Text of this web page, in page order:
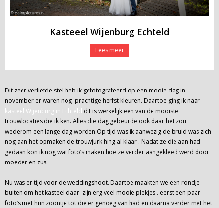
Adobe portfolio
Kasteeel Wijenburg Echteld
Lees meer
Dit zeer verliefde stel heb ik gefotografeerd op een mooie dag in
november er waren nog prachtige herfst kleuren. Daartoe ging ik naar
kasteel Wijenburg in Echteld dit is werkelijk een van de mooiste
trouwlocaties die ik ken. Alles die dag gebeurde ook daar het zou
wederom een lange dag worden.Op tijd was ik aanwezig de bruid was zich
nog aan het opmaken de trouwjurk hing al klaar . Nadat ze die aan had
gedaan kon ik nog wat foto’s maken hoe ze verder aangekleed werd door
moeder en zus.
Nu was er tijd voor de weddingshoot. Daartoe maakten we een rondje
buiten om het kasteel daar zijn erg veel mooie plekjes . eerst een paar
foto’s met hun zoontje tot die er genoeg van had en daarna verder met het